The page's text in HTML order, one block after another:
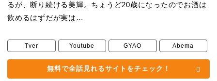
るが、断り続ける美輝。ちょうど20歳になったのでお酒は
飲めるはずだが実は…
Tver Youtube GYAO Abema
無料で全話見れるサイトをチェック！